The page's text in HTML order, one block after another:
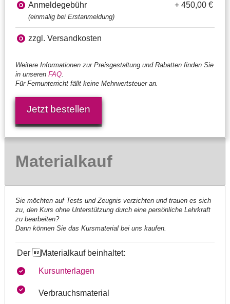
Anmeldegebühr
(einmalig bei Erstanmeldung)
+ 450,00 €
zzgl. Versandkosten
Weitere Informationen zur Preisgestaltung und Rabatten finden Sie
in unseren FAQ.
Für Fernunterricht fällt keine Mehrwertsteuer an.
Jetzt bestellen
Materialkauf
Sie möchten auf Tests und Zeugnis verzichten und trauen es sich
zu, den Kurs ohne Unterstützung durch eine persönliche Lehrkraft
zu bearbeiten?
Dann können Sie das Kursmaterial bei uns kaufen.
Der Materialkauf beinhaltet:
Kursunterlagen
Verbrauchsmaterial